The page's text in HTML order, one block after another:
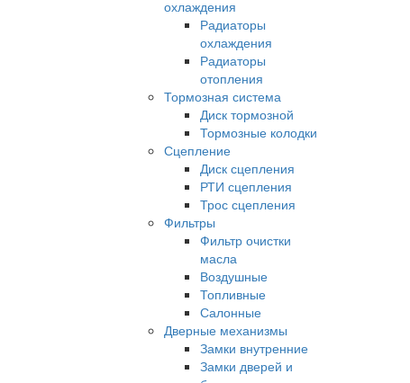
охлаждения
Радиаторы
охлаждения
Радиаторы
отопления
Тормозная система
Диск тормозной
Тормозные колодки
Сцепление
Диск сцепления
РТИ сцепления
Трос сцепления
Фильтры
Фильтр очистки
масла
Воздушные
Топливные
Салонные
Дверные механизмы
Замки внутренние
Замки дверей и